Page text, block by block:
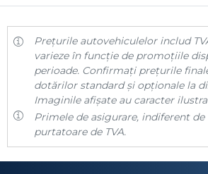
Prețurile autovehiculelor includ
varieze în funcție de promoțiile
perioade. Confirmați prețurile
dotărilor standard și opționale la
Imaginile afișate au caracter
Primele de asigurare, indiferent
purtatoare de TVA.